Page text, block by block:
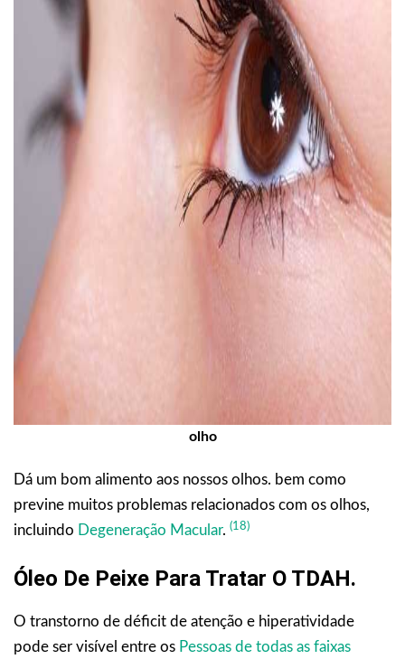
olho
Dá um bom alimento aos nossos olhos. bem como
previne muitos problemas relacionados com os olhos,
incluindo Degeneração Macular. (18)
Óleo De Peixe Para Tratar O TDAH.
O transtorno de déficit de atenção e hiperatividade
pode ser visível entre os Pessoas de todas as faixas